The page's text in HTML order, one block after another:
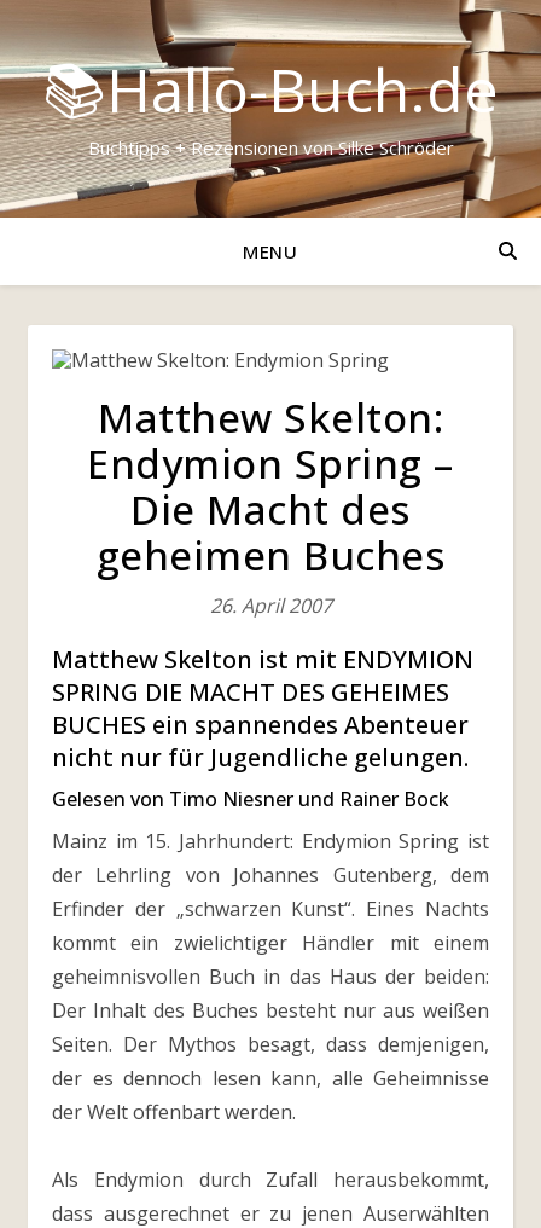
📚Hallo-Buch.de
Buchtipps + Rezensionen von Silke Schröder
MENU
Matthew Skelton:
Endymion Spring –
Die Macht des
geheimen Buches
26. April 2007
Matthew Skelton ist mit ENDYMION
SPRING DIE MACHT DES GEHEIMES
BUCHES ein spannendes Abenteuer
nicht nur für Jugendliche gelungen.
Gelesen von Timo Niesner und Rainer Bock
Mainz im 15. Jahrhundert: Endymion Spring ist
der Lehrling von Johannes Gutenberg, dem
Erfinder der „schwarzen Kunst“. Eines Nachts
kommt ein zwielichtiger Händler mit einem
geheimnisvollen Buch in das Haus der beiden:
Der Inhalt des Buches besteht nur aus weißen
Seiten. Der Mythos besagt, dass demjenigen,
der es dennoch lesen kann, alle Geheimnisse
der Welt offenbart werden.
Als Endymion durch Zufall herausbekommt,
dass ausgerechnet er zu jenen Auserwählten